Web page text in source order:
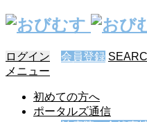
ログイン 会員登録
メニュー
初めての方へ
ポータルズ通信